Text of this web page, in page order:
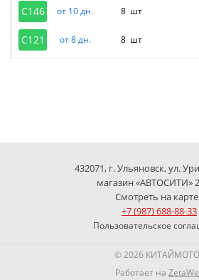
C146 от 10 дн. 8 шт
C121 от 8 дн. 8 шт
432071, г. Ульяновск, ул.
магазин «АВТОСИТИ»
Смотреть на карте
+7 (987) 688-88-33
Пользовательское
© 2026
Работает на